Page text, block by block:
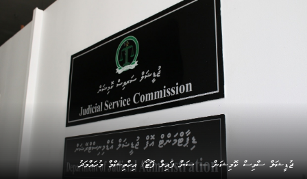
ޖުޑީޝަލް ސާވިސް ކޮމިޝަން --- ސަން ފައިލް ފޮޓޯ/ އިހްތިޝާމް މުހައްމަދު